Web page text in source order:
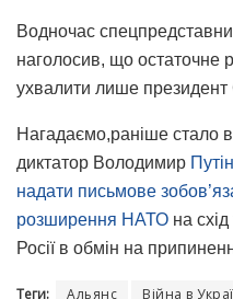
Водночас
наголосив, що остаточне
ухвалити лише
Нагадаємо,раніше стало
диктатор Володимир
надати письмове
розширення НАТО на
Росії в обмін на
Теги: Альянс Війна в